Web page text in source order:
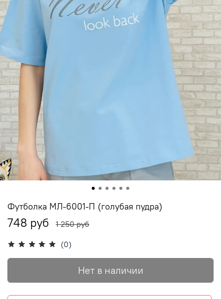
(0)
Футболка МЛ-6001-П (голубая пудра)
748 руб 1 250 руб
Нет в наличии